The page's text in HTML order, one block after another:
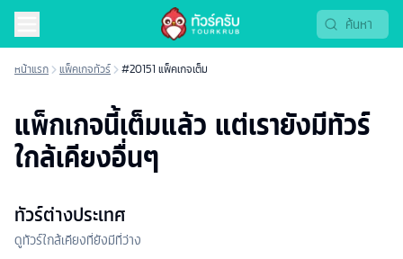
หน้าแรก แพ็คเกจทัวร์ #20151 แพ็คเกจเต็ม
แพ็กเกจนี้เต็มแล้ว แต่เรายังมีทัวร์
ใกล้เคียงอื่นๆ
ทัวร์ต่างประเทศ
ดูทัวร์ใกล้เคียงที่ยังมีที่ว่าง